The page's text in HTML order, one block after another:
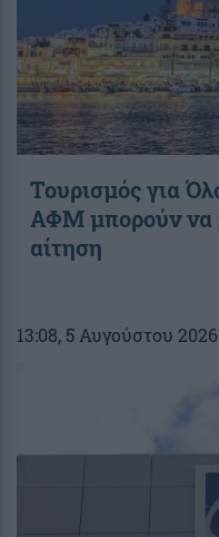
Τουρισμός για
ΑΦΜ μπορούν να
αίτηση
13:08, 5 Αυγούστου 2026